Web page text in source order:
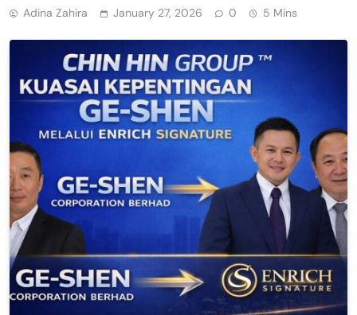
Adina Zahira January 27, 2026 0 5 Mins